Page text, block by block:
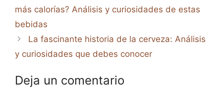
más calorías? Análisis y curiosidades de estas
bebidas
La fascinante historia de la cerveza: Análisis
y curiosidades que debes conocer
Deja un comentario